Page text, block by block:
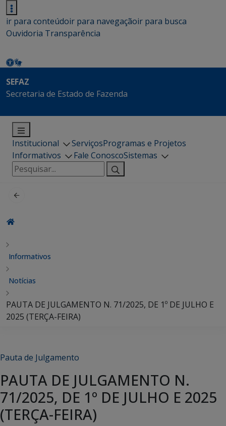
ir para conteúdoir para navegaçãoir para busca
Ouvidoria Transparência
SEFAZ
Secretaria de Estado de Fazenda
Institucional ServiçosProgramas e Projetos
Informativos
Fale ConoscoSistemas
Pesquisar
por:
Informativos
Notícias
PAUTA DE JULGAMENTO N. 71/2025, DE 1º DE JULHO E
2025 (TERÇA-FEIRA)
Pauta de Julgamento
PAUTA DE JULGAMENTO N.
71/2025, DE 1º DE JULHO E 2025
(TERÇA-FEIRA)